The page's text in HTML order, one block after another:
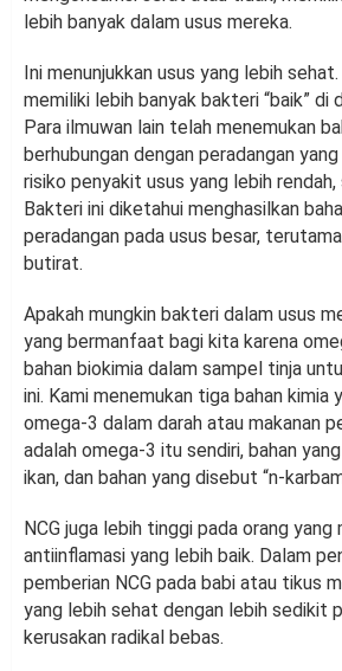
lebih banyak dalam usus mereka.
Ini menunjukkan usus yang lebih
memiliki lebih banyak bakteri “baik” di
Para ilmuwan lain telah menemukan
berhubungan dengan peradangan
risiko penyakit usus yang lebih
Bakteri ini diketahui menghasilkan
peradangan pada usus besar,
butirat.
Apakah mungkin bakteri dalam usus
yang bermanfaat bagi kita karena
bahan biokimia dalam sampel tinja
ini. Kami menemukan tiga bahan kimia
omega-3 dalam darah atau makanan
adalah omega-3 itu sendiri, bahan
ikan, dan bahan yang disebut “n-
NCG juga lebih tinggi pada orang
antiinflamasi yang lebih baik. Dalam
pemberian NCG pada babi atau tikus
yang lebih sehat dengan lebih sedikit
kerusakan radikal bebas.